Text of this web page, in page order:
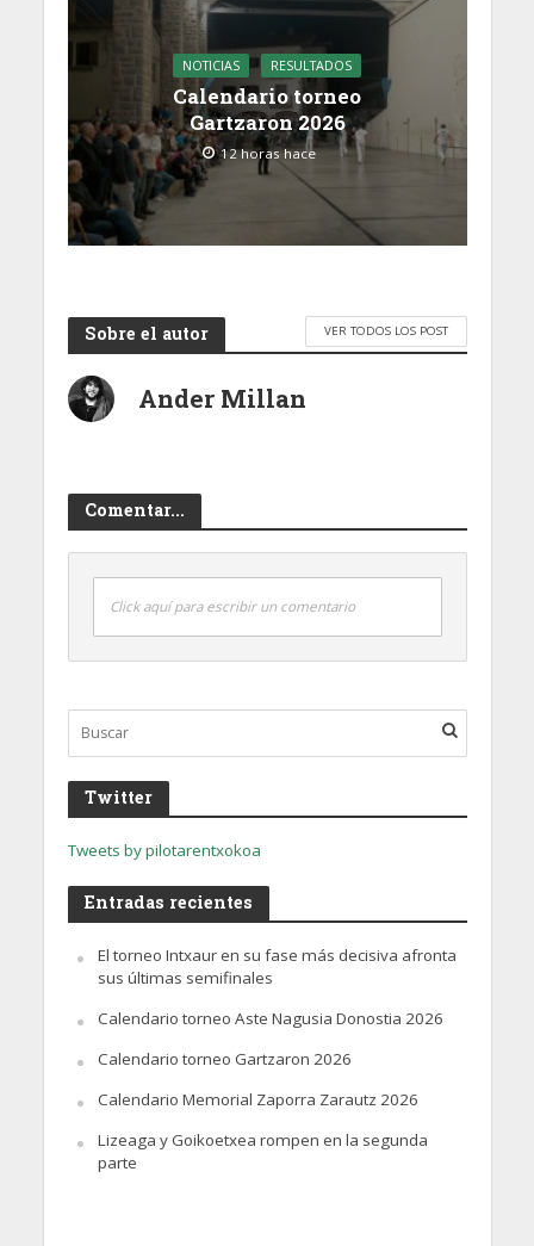
NOTICIAS RESULTADOS
Calendario torneo
Gartzaron 2026
12 horas hace
Sobre el autor VER TODOS LOS POST
Ander Millan
Comentar...
Click aquí para escribir un comentario
Twitter
Tweets by pilotarentxokoa
Entradas recientes
El torneo Intxaur en su fase más decisiva afronta
sus últimas semifinales
Calendario torneo Aste Nagusia Donostia 2026
Calendario torneo Gartzaron 2026
Calendario Memorial Zaporra Zarautz 2026
Lizeaga y Goikoetxea rompen en la segunda
parte